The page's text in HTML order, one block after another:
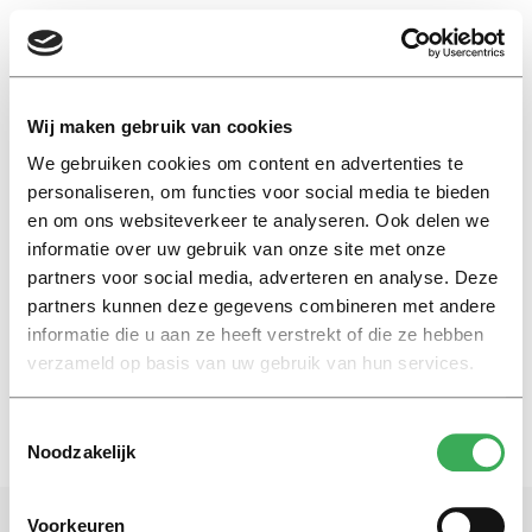
Wij maken gebruik van cookies
We gebruiken cookies om content en advertenties te
personaliseren, om functies voor social media te bieden
en om ons websiteverkeer te analyseren. Ook delen we
informatie over uw gebruik van onze site met onze
partners voor social media, adverteren en analyse. Deze
partners kunnen deze gegevens combineren met andere
informatie die u aan ze heeft verstrekt of die ze hebben
verzameld op basis van uw gebruik van hun services.
Noodzakelijk
Voorkeuren
EN
Bozar
Achtergrond
Op het spoor van een
verdwenen meesterwerk
20 september 2017